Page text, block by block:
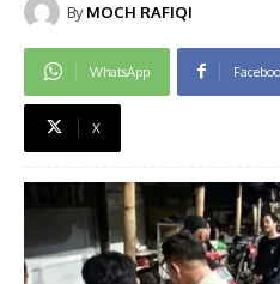
By MOCH RAFIQI
WhatsApp
X